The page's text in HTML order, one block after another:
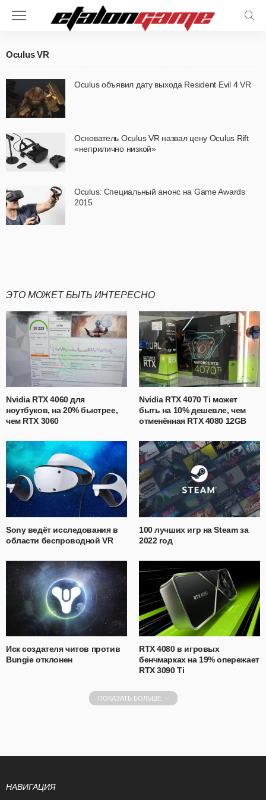
Oculus VR
Oculus объявил дату выхода Resident Evil 4 VR
Основатель Oculus VR назвал цену Oculus Rift
«неприлично низкой»
Oculus: Специальный анонс на Game Awards
2015
ЭТО МОЖЕТ БЫТЬ ИНТЕРЕСНО
Nvidia RTX 4060 для
ноутбуков, на 20% быстрее,
чем RTX 3060
Nvidia RTX 4070 Ti может
быть на 10% дешевле, чем
отменённая RTX 4080 12GB
Sony ведёт исследования в
области беспроводной VR
100 лучших игр на Steam за
2022 год
Иск создателя читов против
Bungie отклонен
RTX 4080 в игровых
бенчмарках на 19% опережает
RTX 3090 Ti
ПОКАЗАТЬ БОЛЬШЕ
НАВИГАЦИЯ